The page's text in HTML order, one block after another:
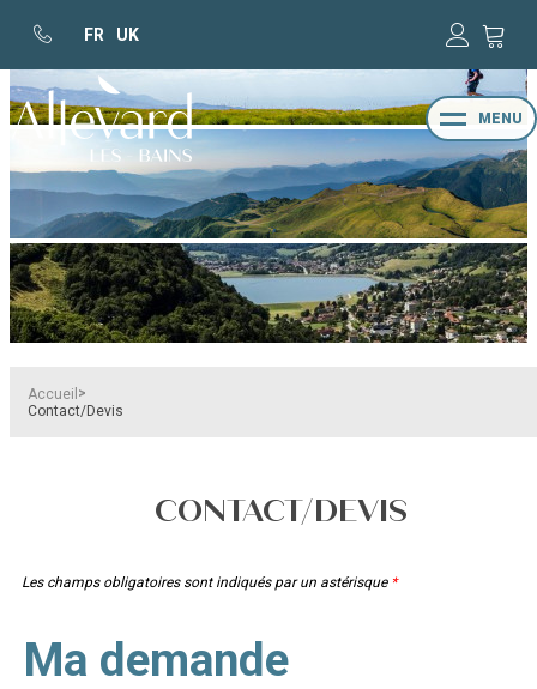
FR UK
MENU
Accueil >
Contact/Devis
CONTACT/DEVIS
Les champs obligatoires sont indiqués par un astérisque *
Ma demande